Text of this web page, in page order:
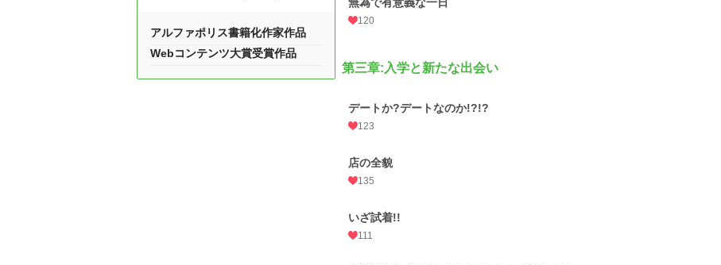
120
第三章:入学と新たな出会い
デートか?デートなのか!?!?
123
店の全貌
135
いざ試着!!
111
アルファポリス書籍化作家作品
Webコンテンツ大賞受賞作品